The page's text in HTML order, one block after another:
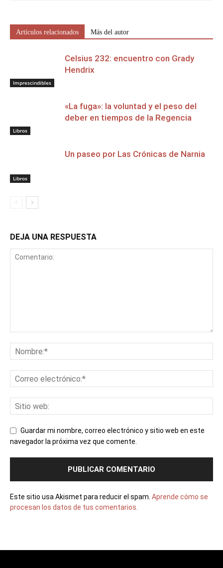
Artículos relacionados Más del autor
Imprescindibles
Celsius 232: encuentro con Grady
Hendrix
Libros
«La fuga»: la voluntad y el peso del
deber en tiempos de la Regencia
Libros
Un paseo por Las Crónicas de Narnia
DEJA UNA RESPUESTA
Guardar mi nombre, correo electrónico y sitio web en este
navegador la próxima vez que comente.
Este sitio usa Akismet para reducir el spam. Aprende cómo se
procesan los datos de tus comentarios.